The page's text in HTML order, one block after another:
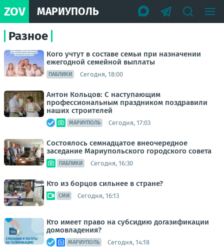
ZOV МАРИУПОЛЬ
Разное
Кого учтут в составе семьи при назначении
ежегодной семейной выплаты
ПАБЛИКИ Сегодня, 18:00
Антон Кольцов: С наступающим
профессиональным праздником поздравили
наших строителей
МАРИУПОЛЬ Сегодня, 17:03
Состоялось семнадцатое внеочередное
заседание Мариупольского городского совета
ПАБЛИКИ Сегодня, 16:30
Кто из борцов сильнее в стране?
СМИ Сегодня, 16:13
Кто имеет право на субсидию догазификации
домовладения?
МАРИУПОЛЬ Сегодня, 14:18